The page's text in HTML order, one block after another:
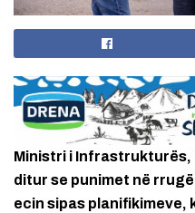
Ministri i Infrastrukturës,
ditur se punimet në
ecin sipas planifikimeve,